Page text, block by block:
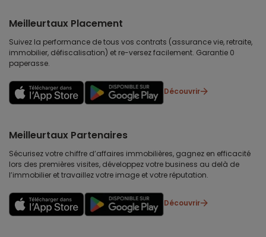
Meilleurtaux Placement
Suivez la performance de tous vos contrats (assurance vie, retraite,
immobilier, défiscalisation) et re-versez facilement. Garantie 0
paperasse.
Découvrir
Meilleurtaux Partenaires
Sécurisez votre chiffre d’affaires immobilières, gagnez en efficacité
lors des premières visites, développez votre business au delà de
l’immobilier et travaillez votre image et votre réputation.
Découvrir